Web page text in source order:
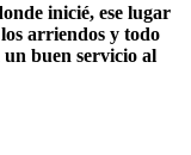
inicié, ese lugar
arriendos y todo
un buen servicio al